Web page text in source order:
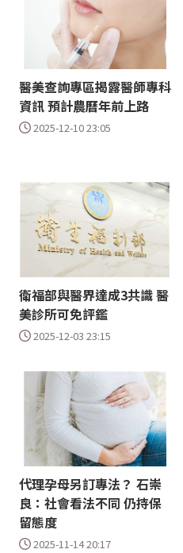
醫美查詢專區揭露醫師專科
資訊 預計農曆年前上路
2025-12-10 23:05
衛福部與醫界達成3共識 醫
美診所可免評鑑
2025-12-03 23:15
代理孕母另訂專法？ 石崇
良：社會看法不同 仍持保
留態度
2025-11-14 20:17